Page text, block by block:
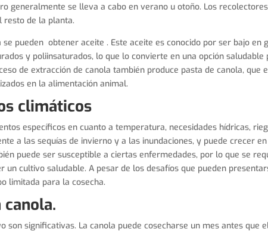
generalmente se lleva a cabo en verano u otoño. Los
resto de la planta.
pueden obtener aceite . Este aceite es conocido por ser bajo en
y poliinsaturados, lo que lo convierte en una opción saludable
de extracción de canola también produce pasta de canola, que
en la alimentación animal.
climáticos
específicos en cuanto a temperatura, necesidades hídricas,
a las sequías de invierno y a las inundaciones, y puede crecer
puede ser susceptible a ciertas enfermedades, por lo que se
un cultivo saludable. A pesar de los desafíos que pueden
limitada para la cosecha.
son significativas. La canola puede cosecharse un mes antes que